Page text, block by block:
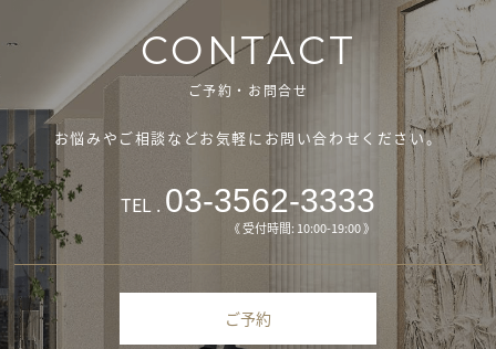
CONTACT
ご予約・お問合せ
お悩みやご相談などお気軽にお問い合わせください。
TEL . 03-3562-3333
《 受付時間: 10:00-19:00 》
ご予約